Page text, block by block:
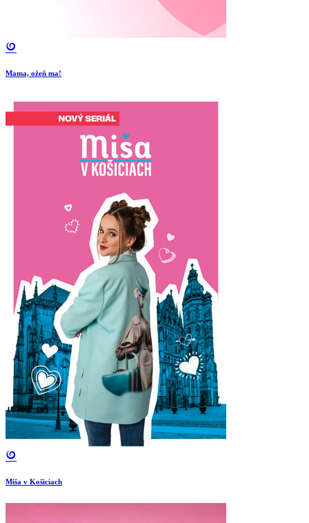
Mama, ožeň ma!
Miša v Košiciach